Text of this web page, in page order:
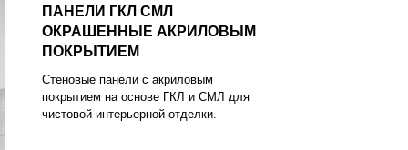
ПАНЕЛИ ГКЛ СМЛ
ОКРАШЕННЫЕ АКРИЛОВЫМ
ПОКРЫТИЕМ
Стеновые панели с акриловым
покрытием на основе ГКЛ и СМЛ для
чистовой интерьерной отделки.